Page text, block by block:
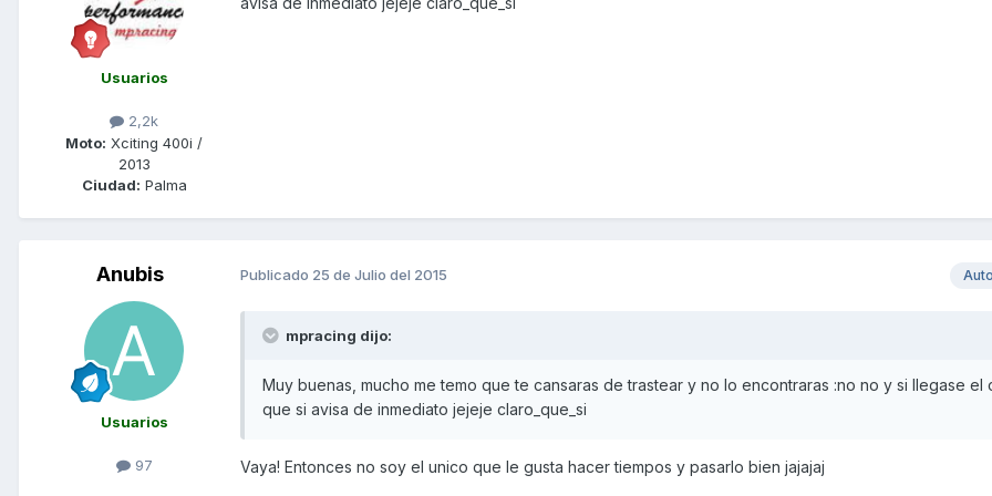
Usuarios
2,2k
Moto: Xciting 400i /
2013
Ciudad: Palma
Anubis
Usuarios
97
Publicado 25 de Julio del 2015
mpracing dijo:
Muy buenas, mucho me temo que te cansaras de trastear y no lo encontraras :no no y si llegase el
que si avisa de inmediato jejeje claro_que_si
Vaya! Entonces no soy el unico que le gusta hacer tiempos y pasarlo bien jajajaj